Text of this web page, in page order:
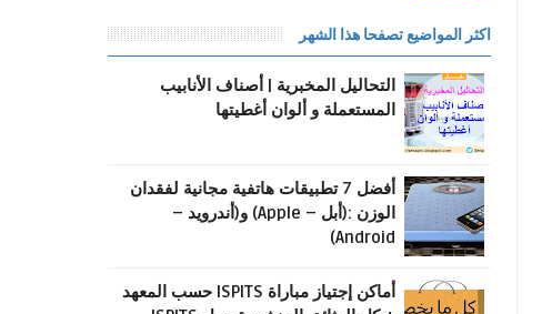
اكثر المواضيع تصفحا هذا الشهر
التحاليل المخبرية | أصناف الأنابيب
المستعملة و ألوان أغطيتها
أفضل 7 تطبيقات هاتفية مجانية لفقدان
الوزن :(أبل – Apple) و(أندرويد –
Android)
أماكن إجتياز مباراة ISPITS حسب المعهد